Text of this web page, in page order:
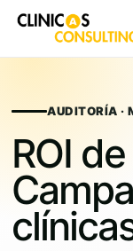
contentAUDITORÍA ·
ROI